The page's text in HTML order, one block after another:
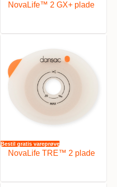
NovaLife™ 2 GX+ plade
Bestil gratis vareprøve
NovaLife TRE™ 2 plade